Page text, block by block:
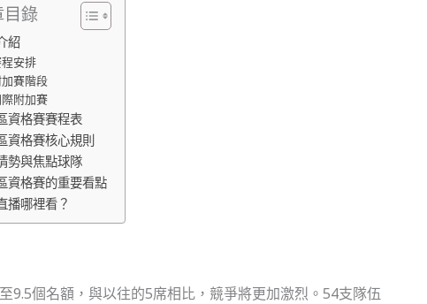
錄
紹
安排
賽階段
附加賽
資格賽賽程表
資格賽核心規則
勢與焦點球隊
資格賽的重要看點
播哪裡看？
9.5個名額，與以往的5席相比，競爭將更加激烈。54支隊伍